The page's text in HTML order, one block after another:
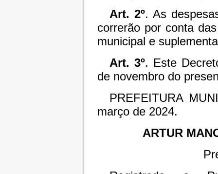
Art. 2º. As
correrão por conta
municipal e
Art. 3º. Este
de novembro do
PREFEITURA
março de 2024.
ARTUR